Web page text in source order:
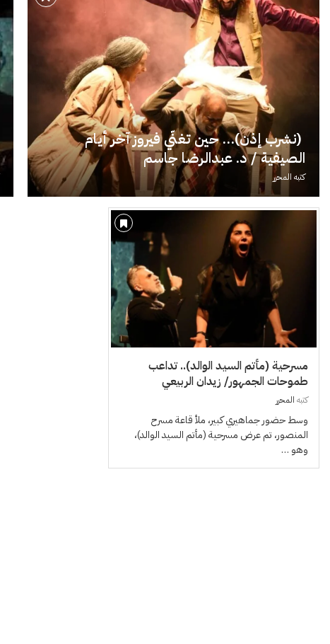
(نشرب إذن)… حين تغنّي فيروز آخر أيام
الصيفية / د. عبدالرضا جاسم
كتبه المحرر
مسرحية (مأتم السيد الوالد).. تداعب
طموحات الجمهور/ زيدان الربيعي
كتبه المحرر
وسط حضور جماهيري كبير، ملأ قاعة مسرح
المنصور، تم عرض مسرحية (مأتم السيد الوالد)،
وهو …